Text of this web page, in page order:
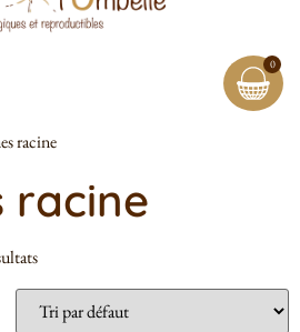
0
racine
racine